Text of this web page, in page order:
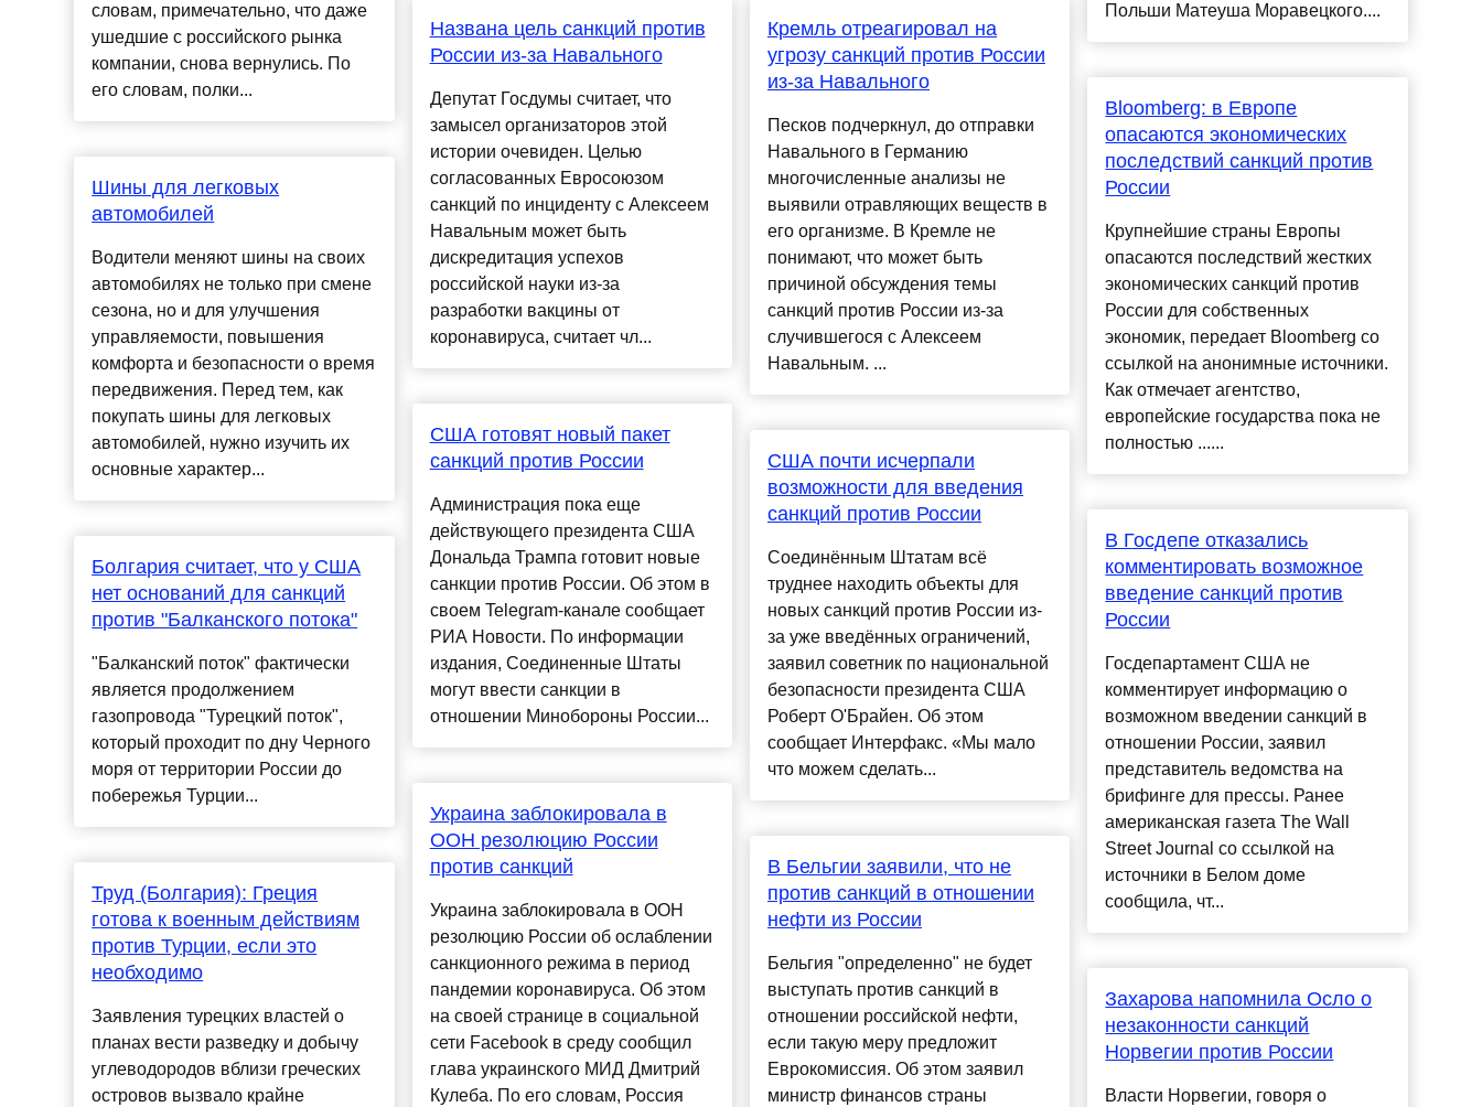
словам, примечательно, что даже
ушедшие с российского рынка
компании, снова вернулись. По
его словам, полки...
Шины для легковых
автомобилей
Водители меняют шины на своих
автомобилях не только при смене
сезона, но и для улучшения
управляемости, повышения
комфорта и безопасности о время
передвижения. Перед тем, как
покупать шины для легковых
автомобилей, нужно изучить их
основные характер...
Болгария считает, что у США
нет оснований для санкций
против "Балканского потока"
"Балканский поток" фактически
является продолжением
газопровода "Турецкий поток",
который проходит по дну Черного
моря от территории России до
побережья Турции...
Труд (Болгария): Греция
готова к военным действиям
против Турции, если это
необходимо
Заявления турецких властей о
планах вести разведку и добычу
углеводородов вблизи греческих
островов вызвало крайне
Названа цель санкций против
России из-за Навального
Депутат Госдумы считает, что
замысел организаторов этой
истории очевиден. Целью
согласованных Евросоюзом
санкций по инциденту с Алексеем
Навальным может быть
дискредитация успехов
российской науки из-за
разработки вакцины от
коронавируса, считает чл...
США готовят новый пакет
санкций против России
Администрация пока еще
действующего президента США
Дональда Трампа готовит новые
санкции против России. Об этом в
своем Telegram-канале сообщает
РИА Новости. По информации
издания, Соединенные Штаты
могут ввести санкции в
отношении Минобороны России...
Украина заблокировала в
ООН резолюцию России
против санкций
Украина заблокировала в ООН
резолюцию России об ослаблении
санкционного режима в период
пандемии коронавируса. Об этом
на своей странице в социальной
сети Facebook в среду сообщил
глава украинского МИД Дмитрий
Кулеба. По его словам, Россия
Кремль отреагировал на
угрозу санкций против России
из-за Навального
Песков подчеркнул, до отправки
Навального в Германию
многочисленные анализы не
выявили отравляющих веществ в
его организме. В Кремле не
понимают, что может быть
причиной обсуждения темы
санкций против России из-за
случившегося с Алексеем
Навальным. ...
США почти исчерпали
возможности для введения
санкций против России
Соединённым Штатам всё
труднее находить объекты для
новых санкций против России из-
за уже введённых ограничений,
заявил советник по национальной
безопасности президента США
Роберт О'Брайен. Об этом
сообщает Интерфакс. «Мы мало
что можем сделать...
В Бельгии заявили, что не
против санкций в отношении
нефти из России
Бельгия "определенно" не будет
выступать против санкций в
отношении российской нефти,
если такую меру предложит
Еврокомиссия. Об этом заявил
министр финансов страны
Польши Матеуша Моравецкого....
Bloomberg: в Европе
опасаются экономических
последствий санкций против
России
Крупнейшие страны Европы
опасаются последствий жестких
экономических санкций против
России для собственных
экономик, передает Bloomberg со
ссылкой на анонимные источники.
Как отмечает агентство,
европейские государства пока не
полностью ......
В Госдепе отказались
комментировать возможное
введение санкций против
России
Госдепартамент США не
комментирует информацию о
возможном введении санкций в
отношении России, заявил
представитель ведомства на
брифинге для прессы. Ранее
американская газета The Wall
Street Journal со ссылкой на
источники в Белом доме
сообщила, чт...
Захарова напомнила Осло о
незаконности санкций
Норвегии против России
Власти Норвегии, говоря о